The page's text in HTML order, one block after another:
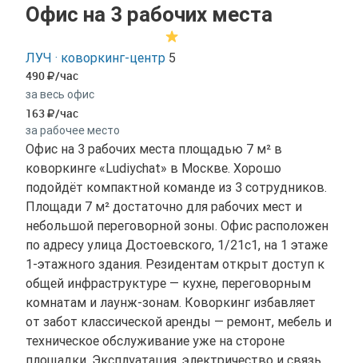
Офис на 3 рабочих места
ЛУЧ · коворкинг-центр 5
490 /час
за весь офис
163 /час
за рабочее место
Офис на 3 рабочих места площадью 7 м² в
коворкинге «Ludiychat» в Москве. Хорошо
подойдёт компактной команде из 3 сотрудников.
Площади 7 м² достаточно для рабочих мест и
небольшой переговорной зоны. Офис расположен
по адресу улица Достоевского, 1/21с1, на 1 этаже
1-этажного здания. Резидентам открыт доступ к
общей инфраструктуре — кухне, переговорным
комнатам и лаунж-зонам. Коворкинг избавляет
от забот классической аренды — ремонт, мебель и
техническое обслуживание уже на стороне
площадки. Эксплуатация, электричество и связь